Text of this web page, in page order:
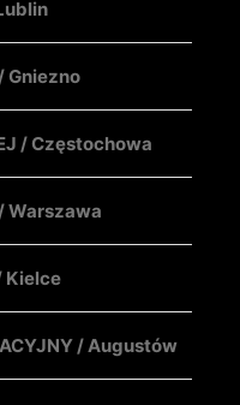
Gniezno
/ Częstochowa
Warszawa
Kielce
/ Augustów